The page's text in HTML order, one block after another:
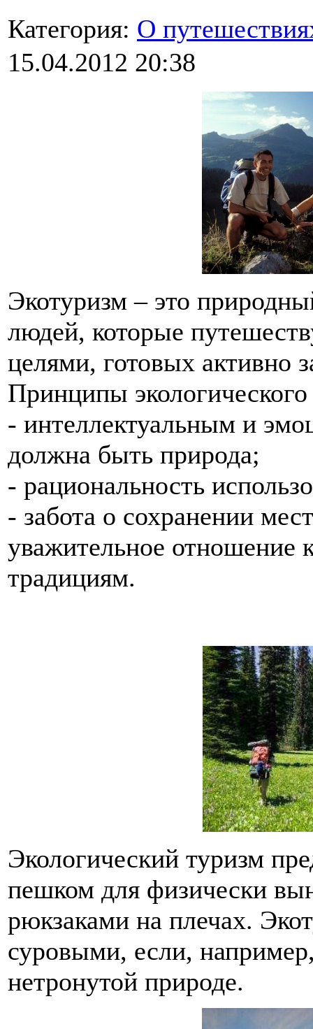
Категория: О
15.04.2012 20:38
Экотуризм – это
людей, которые
целями, готовых активно
Принципы
- интеллектуальным и
должна быть природа;
- рациональность
- забота о сохранении
уважительное отношение
традициям.
Экологический туризм
пешком для физически
рюкзаками на плечах.
суровыми, если,
нетронутой природе.